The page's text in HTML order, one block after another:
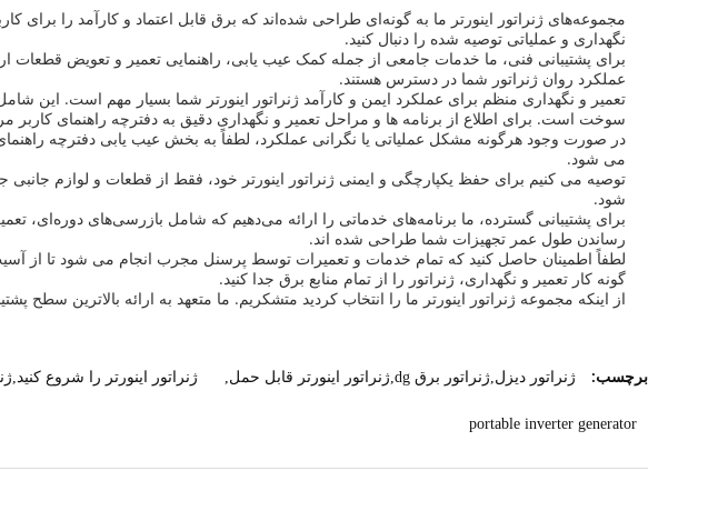
مجموعه‌های ژنراتور اینورتر ما به گونه‌ای طراحی شده‌اند که برق قابل اعتماد و کارآمد را برای
نگهداری و عملیاتی توصیه شده را دنبال کنید.
برای پشتیبانی فنی، ما خدمات جامعی از جمله کمک عیب یابی، راهنمایی تعمیر و تعویض
عملکرد روان ژنراتور شما در دسترس هستند.
تعمیر و نگهداری منظم برای عملکرد ایمن و کارآمد ژنراتور اینورتر شما بسیار مهم است. این
سوخت است. برای اطلاع از برنامه ها و مراحل تعمیر و نگهداری دقیق به دفترچه راهنمای کاربر
در صورت وجود هرگونه مشکل عملیاتی یا نگرانی عملکرد، لطفاً به بخش عیب یابی دفترچه
می شود.
توصیه می کنیم برای حفظ یکپارچگی و ایمنی ژنراتور اینورتر خود، فقط از قطعات و لوازم
شود.
برای پشتیبانی گسترده، ما برنامه‌های خدماتی را ارائه می‌دهیم که شامل بازرسی‌های دوره‌ای،
رساندن طول عمر تجهیزات شما طراحی شده اند.
لطفاً اطمینان حاصل کنید که تمام خدمات و تعمیرات توسط پرسنل مجرب انجام می شود تا از
گونه کار تعمیر و نگهداری، ژنراتور را از تمام منابع برق جدا کنید.
از اینکه مجموعه ژنراتور اینورتر ما را انتخاب کردید متشکریم. ما متعهد به ارائه بالاترین
برچسب: ژنراتور دیزل,ژنراتور برق dg,ژنراتور اینورتر قابل حمل , ژنراتور اینورتر را شروع کنید,ژنراتور بنزینی قابل حمل 5500 دور
portable inverter generator